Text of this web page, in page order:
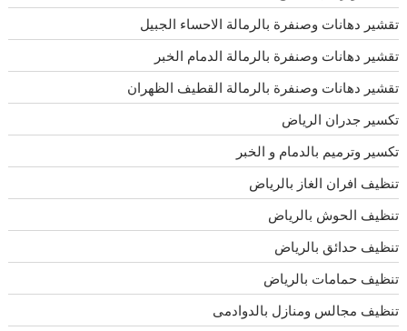
تقشير دهانات وصنفرة بالرمالة الاحساء الجبيل
تقشير دهانات وصنفرة بالرمالة الدمام الخبر
تقشير دهانات وصنفرة بالرمالة القطيف الظهران
تكسير جدران الرياض
تكسير وترميم بالدمام و الخبر
تنظيف افران الغاز بالرياض
تنظيف الحوش بالرياض
تنظيف حدائق بالرياض
تنظيف حمامات بالرياض
تنظيف مجالس ومنازل بالدوادمى